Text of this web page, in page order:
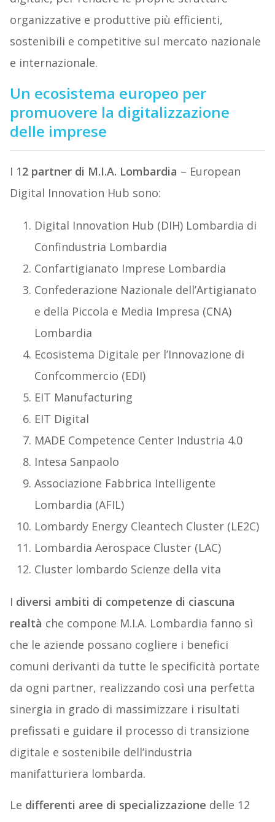
organizzative e produttive più efficienti,
sostenibili e competitive sul mercato nazionale
e internazionale.
Un ecosistema europeo per
promuovere la digitalizzazione
delle imprese
I 12 partner di M.I.A. Lombardia – European
Digital Innovation Hub sono:
Digital Innovation Hub (DIH) Lombardia di
Confindustria Lombardia
Confartigianato Imprese Lombardia
Confederazione Nazionale dell’Artigianato
e della Piccola e Media Impresa (CNA)
Lombardia
Ecosistema Digitale per l’Innovazione di
Confcommercio (EDI)
EIT Manufacturing
EIT Digital
MADE Competence Center Industria 4.0
Intesa Sanpaolo
Associazione Fabbrica Intelligente
Lombardia (AFIL)
Lombardy Energy Cleantech Cluster (LE2C)
Lombardia Aerospace Cluster (LAC)
Cluster lombardo Scienze della vita
I diversi ambiti di competenze di ciascuna
realtà che compone M.I.A. Lombardia fanno sì
che le aziende possano cogliere i benefici
comuni derivanti da tutte le specificità portate
da ogni partner, realizzando così una perfetta
sinergia in grado di massimizzare i risultati
prefissati e guidare il processo di transizione
digitale e sostenibile dell’industria
manifatturiera lombarda.
Le differenti aree di specializzazione delle 12